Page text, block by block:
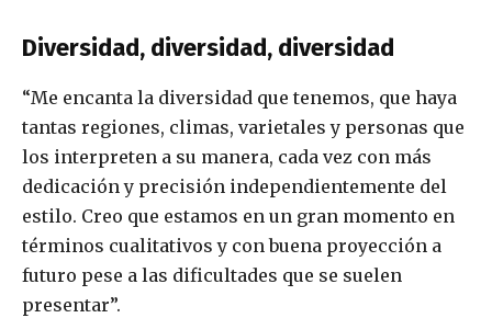
Diversidad, diversidad, diversidad
“Me encanta la diversidad que tenemos, que haya
tantas regiones, climas, varietales y personas que
los interpreten a su manera, cada vez con más
dedicación y precisión independientemente del
estilo. Creo que estamos en un gran momento en
términos cualitativos y con buena proyección a
futuro pese a las dificultades que se suelen
presentar”.